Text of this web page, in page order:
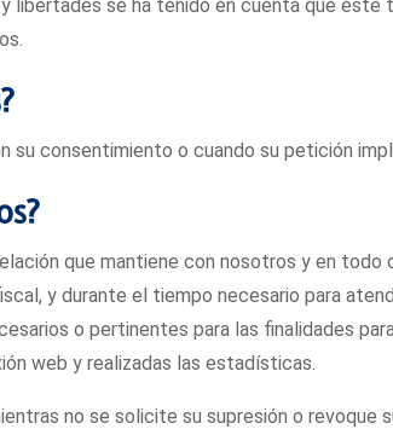
libertades se ha tenido en cuenta que
consentimiento o cuando su petición
que mantiene con nosotros y en
y durante el tiempo necesario para
o pertinentes para las finalidades
web y realizadas las estadísticas.
no se solicite su supresión o revoque